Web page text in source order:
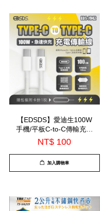
【EDSDS】愛迪生100W
手機/平板C-to-C傳輸充電
線(EDS-J942)
NT$ 100
加入購物車